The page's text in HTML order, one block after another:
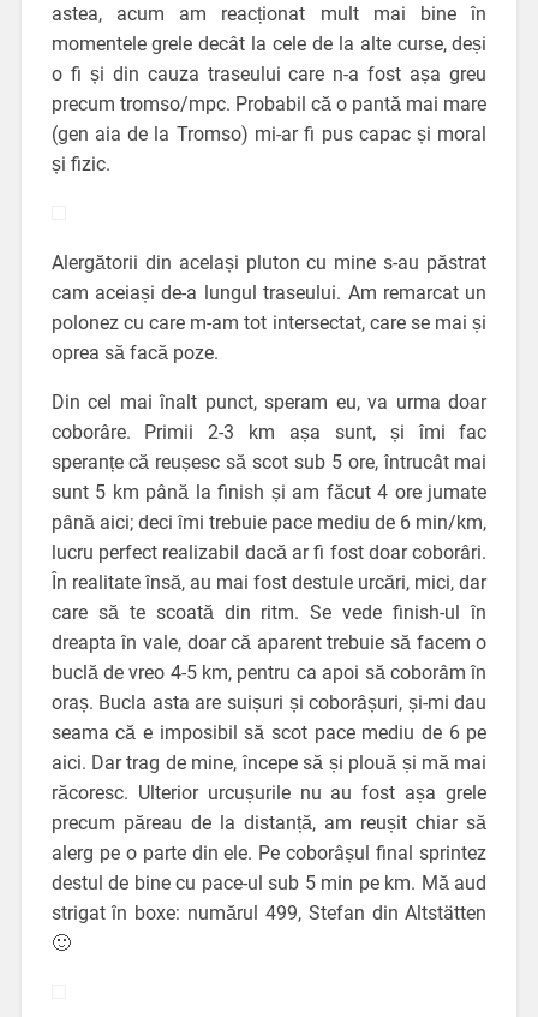
astea, acum am reacționat mult mai bine în
momentele grele decât la cele de la alte curse, deși
o fi și din cauza traseului care n-a fost așa greu
precum tromso/mpc. Probabil că o pantă mai mare
(gen aia de la Tromso) mi-ar fi pus capac și moral
și fizic.
Alergătorii din același pluton cu mine s-au păstrat
cam aceiași de-a lungul traseului. Am remarcat un
polonez cu care m-am tot intersectat, care se mai și
oprea să facă poze.
Din cel mai înalt punct, speram eu, va urma doar
coborâre. Primii 2-3 km așa sunt, și îmi fac
speranțe că reușesc să scot sub 5 ore, întrucât mai
sunt 5 km până la finish și am făcut 4 ore jumate
până aici; deci îmi trebuie pace mediu de 6 min/km,
lucru perfect realizabil dacă ar fi fost doar coborâri.
În realitate însă, au mai fost destule urcări, mici, dar
care să te scoată din ritm. Se vede finish-ul în
dreapta în vale, doar că aparent trebuie să facem o
buclă de vreo 4-5 km, pentru ca apoi să coborâm în
oraș. Bucla asta are suișuri și coborâșuri, și-mi dau
seama că e imposibil să scot pace mediu de 6 pe
aici. Dar trag de mine, începe să și plouă și mă mai
răcoresc. Ulterior urcușurile nu au fost așa grele
precum păreau de la distanță, am reușit chiar să
alerg pe o parte din ele. Pe coborâșul final sprintez
destul de bine cu pace-ul sub 5 min pe km. Mă aud
strigat în boxe: numărul 499, Stefan din Altstätten
🙂